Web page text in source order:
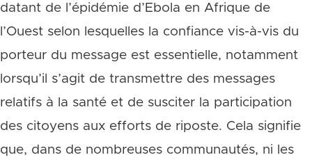
datant de l’épidémie d’Ebola en Afrique de
l’Ouest selon lesquelles la confiance vis-à-vis du
porteur du message est essentielle, notamment
lorsqu’il s’agit de transmettre des messages
relatifs à la santé et de susciter la participation
des citoyens aux efforts de riposte. Cela signifie
que, dans de nombreuses communautés, ni les